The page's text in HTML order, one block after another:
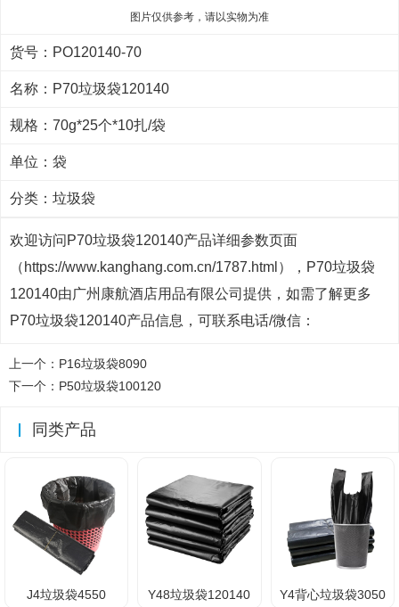
图片仅供参考，请以实物为准
货号：PO120140-70
名称：P70垃圾袋120140
规格：70g*25个*10扎/袋
单位：袋
分类： 垃圾袋
欢迎访问P70垃圾袋120140产品详细参数页面
（https://www.kanghang.com.cn/1787.html），P70垃圾袋
120140由广州康航酒店用品有限公司提供，如需了解更多
P70垃圾袋120140产品信息，可联系电话/微信：
上一个： P16垃圾袋8090
下一个： P50垃圾袋100120
同类产品
J4垃圾袋4550 Y48垃圾袋120140 Y4背心垃圾袋3050